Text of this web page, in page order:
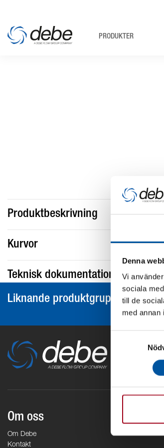
Denna
Vi
sociala
till de
med annan
PRODUKTER
Produktbeskrivning
Kurvor
Teknisk dokumentation
Liknande produktgrupper
Om oss
Om Debe
Kontakt